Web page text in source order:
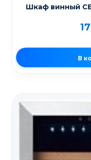
Шкаф винный
В